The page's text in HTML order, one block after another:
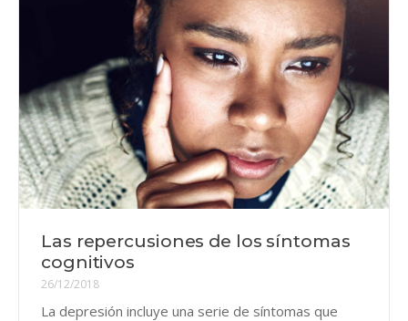
Las repercusiones de los síntomas
cognitivos
26/12/2018
La depresión incluye una serie de síntomas que